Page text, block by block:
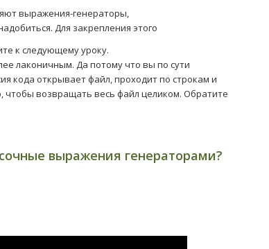
выражения-генераторы,
Для закрепления этого
к следующему уроку.
лаконичным. Да потому что вы по сути
кода открывает файл, проходит по строкам и
чтобы возвращать весь файл целиком. Обратите
выражения генераторами?